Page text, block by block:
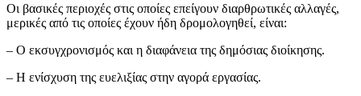
Οι βασικές περιοχές στις οποίες επείγουν διαρθρωτικές αλλαγές,
μερικές από τις οποίες έχουν ήδη δρομολογηθεί, είναι:
– Ο εκσυγχρονισμός και η διαφάνεια της δημόσιας διοίκησης.
– Η ενίσχυση της ευελιξίας στην αγορά εργασίας.